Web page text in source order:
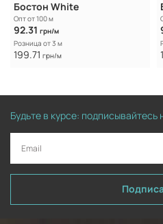
Бостон White
Опт от 100 м
92.31 грн/м
Розница от 3 м
199.71 грн/м
Будьте в курсе: